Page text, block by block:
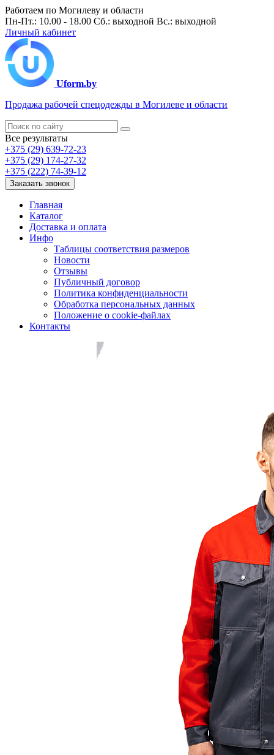
Работаем по Могилеву и области
Пн-Пт.: 10.00 - 18.00 Сб.: выходной Вс.: выходной
Личный кабинет
Uform.by
Продажа рабочей спецодежды в Могилеве и области
Все результаты
+375 (29) 639-72-23
+375 (29) 174-27-32
+375 (222) 74-39-12
Заказать звонок
Главная
Каталог
Доставка и оплата
Инфо
Таблицы соответствия размеров
Новости
Отзывы
Публичный договор
Политика конфиденциальности
Обработка персональных данных
Положение о cookie-файлах
Контакты